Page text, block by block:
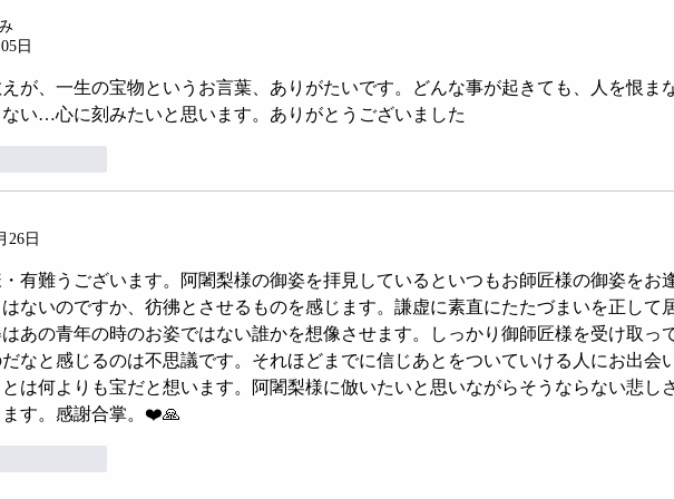
日
が、一生の宝物というお言葉、ありがたいです。どんな事が起きても、人を恨ま
い…心に刻みたいと思います。ありがとうございました
26日
有難うございます。阿闍梨様の御姿を拝見しているといつもお師匠様の御姿をお
はないのですか、彷彿とさせるものを感じます。謙虚に素直にたたづまいを正して
あの青年の時のお姿ではない誰かを想像させます。しっかり御師匠様を受け取っ
なと感じるのは不思議です。それほどまでに信じあとをついていける人にお出会
は何よりも宝だと想います。阿闍梨様に倣いたいと思いながらそうならない悲し
す。感謝合掌。❤️🙏